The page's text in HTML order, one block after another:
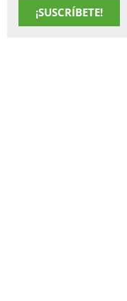
¡SUSCRÍBETE!